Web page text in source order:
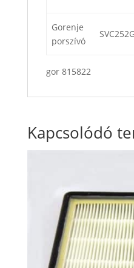
Gorenje
porszívó
gor 815822
Kapcsolódó